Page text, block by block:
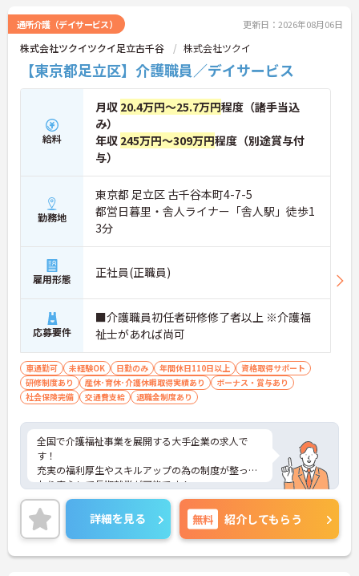
通所介護（デイサービス） 更新日：2026年08月06日
株式会社ツクイツクイ足立古千谷 株式会社ツクイ
【東京都足立区】介護職員／デイサービス
給料
月収 20.4万円～25.7万円程度（諸手当込
み）
年収 245万円～309万円程度（別途賞与付
与）
勤務地
東京都 足立区 古千谷本町4-7-5
都営日暮里・舎人ライナー「舎人駅」徒歩1
3分
雇用形態 正社員(正職員)
応募要件
■介護職員初任者研修修了者以上 ※介護福
祉士があれば尚可
車通勤可 未経験OK 日勤のみ 年間休日110日以上
資格取得サポート
研修制度あり
産休･育休･介護休暇取得実績あり
ボーナス・賞与あり
社会保険完備
交通費支給 退職金制度あり
全国で介護福祉事業を展開する大手企業の求人で
す！
充実の福利厚生やスキルアップの為の制度が整って
おり安心して長期就業が可能です！
ご興味ある方には、面接のポイントなど、さらに詳
細をお話致しますのでお気軽にご相談ください。
詳細を見る 無料 紹介してもらう